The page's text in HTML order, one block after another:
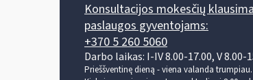
Konsultacijos mokesčių
paslaugos gyventojams:
+370 5 260 5060
Darbo laikas: I-IV 8.00-17.00, V 8.00-
Prieššventinę dieną - viena valanda trumpiau.